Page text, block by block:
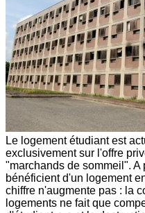
Le logement étudiant est
exclusivement sur l'offre
"marchands de sommeil".
bénéficient d'un logement
chiffre n'augmente pas : la
logements ne fait que